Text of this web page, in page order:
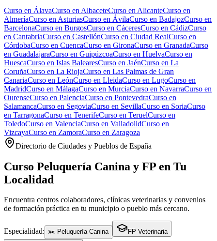
Curso en ÁlavaCurso en AlbaceteCurso en AlicanteCurso en
AlmeríaCurso en AsturiasCurso en ÁvilaCurso en BadajozCurso en
BarcelonaCurso en BurgosCurso en CáceresCurso en CádizCurso
en CantabriaCurso en CastellónCurso en Ciudad RealCurso en
CórdobaCurso en CuencaCurso en GironaCurso en GranadaCurso
en GuadalajaraCurso en GuipúzcoaCurso en HuelvaCurso en
HuescaCurso en Islas BalearesCurso en JaénCurso en La
CoruñaCurso en La RiojaCurso en Las Palmas de Gran
CanariaCurso en LeónCurso en LleidaCurso en LugoCurso en
MadridCurso en MálagaCurso en MurciaCurso en NavarraCurso en
OurenseCurso en PalenciaCurso en PontevedraCurso en
SalamancaCurso en SegoviaCurso en SevillaCurso en SoriaCurso
en TarragonaCurso en TenerifeCurso en TeruelCurso en
ToledoCurso en ValenciaCurso en ValladolidCurso en
VizcayaCurso en ZamoraCurso en Zaragoza
Directorio de Ciudades y Pueblos de España
Curso Peluquería Canina y FP en Tu
Localidad
Encuentra centros colaboradores, clínicas veterinarias y convenios
de formación práctica en tu municipio o pueblo más cercano.
Especialidad: ✂️ Peluquería Canina
FP Veterinaria